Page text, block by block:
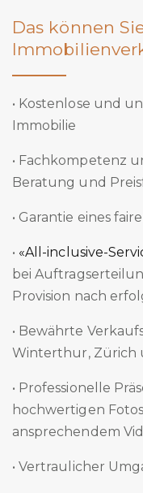
Das können
• Kostenlose und
Immobilie
• Fachkompetenz
Beratung und
• Garantie eines
• «All-inclusive-
bei
Provision nach
• Bewährte
Winterthur, Zürich
• Professionelle
hochwertigen
ansprechendem
• Vertraulicher